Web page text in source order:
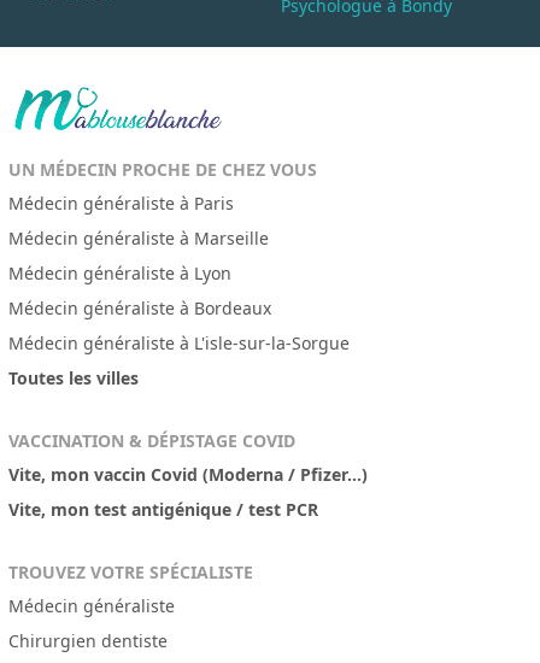
Psychologue à Bondy
UN MÉDECIN PROCHE DE CHEZ VOUS
Médecin généraliste à Paris
Médecin généraliste à Marseille
Médecin généraliste à Lyon
Médecin généraliste à Bordeaux
Médecin généraliste à L'isle-sur-la-Sorgue
Toutes les villes
VACCINATION & DÉPISTAGE COVID
Vite, mon vaccin Covid (Moderna / Pfizer...)
Vite, mon test antigénique / test PCR
TROUVEZ VOTRE SPÉCIALISTE
Médecin généraliste
Chirurgien dentiste